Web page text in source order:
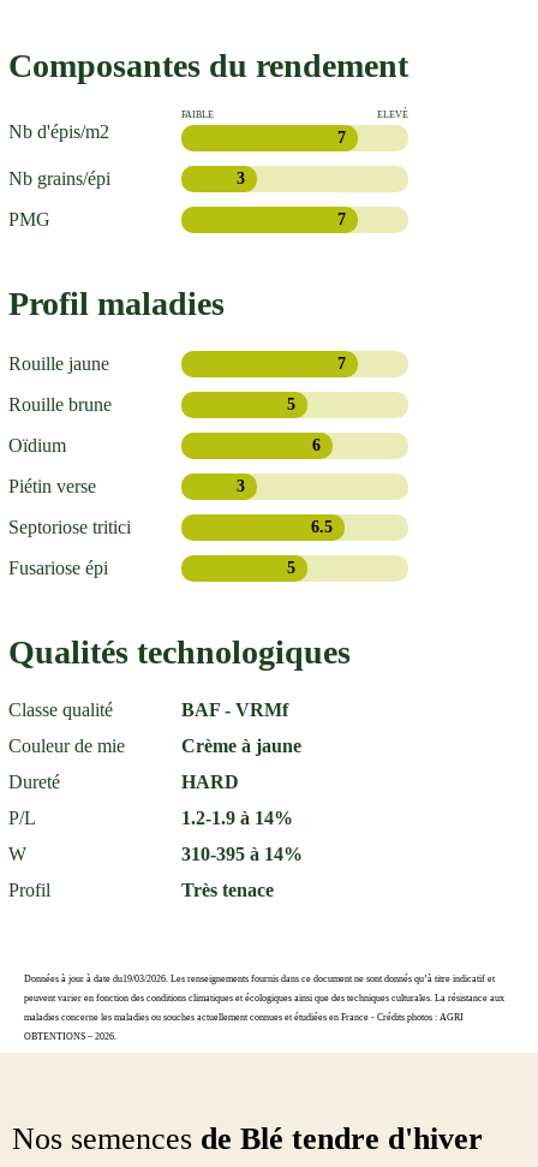
Composantes du rendement
Nb d'épis/m2
FAIBLE ELEVÉ
7
Nb grains/épi 3
PMG 7
Profil maladies
Rouille jaune 7
Rouille brune 5
Oïdium 6
Piétin verse 3
Septoriose tritici 6.5
Fusariose épi 5
Qualités technologiques
Classe qualité
BAF - VRMf
Couleur de mie
Crème à jaune
Dureté
HARD
P/L
1.2-1.9 à 14%
W
310-395 à 14%
Profil
Très tenace
Données à jour à date du19/03/2026. Les renseignements fournis dans ce document ne sont donnés qu’à titre indicatif et
peuvent varier en fonction des conditions climatiques et écologiques ainsi que des techniques culturales. La résistance aux
maladies concerne les maladies ou souches actuellement connues et étudiées en France - Crédits photos : AGRI
OBTENTIONS – 2026.
Nos semences de Blé tendre d'hiver